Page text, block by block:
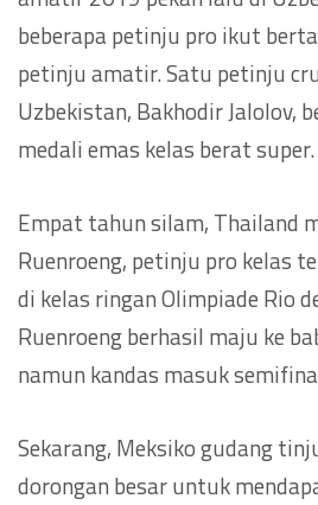
beberapa petinju pro ikut
petinju amatir. Satu petinju
Uzbekistan, Bakhodir Jalolov,
medali emas kelas berat super.
Empat tahun silam, Thailand
Ruenroeng, petinju pro kelas
di kelas ringan Olimpiade Rio
Ruenroeng berhasil maju ke
namun kandas masuk
Sekarang, Meksiko gudang
dorongan besar untuk